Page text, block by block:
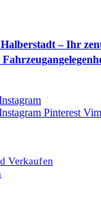
– Ihr
Pinterest
Verkaufen